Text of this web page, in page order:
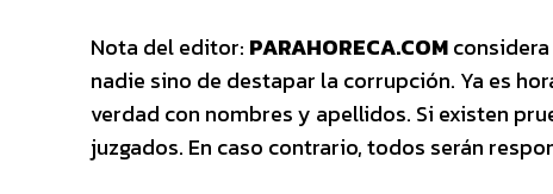
Nota del editor: PARAHORECA.COM
nadie sino de destapar la corrupción. Ya es
verdad con nombres y apellidos. Si existen
juzgados. En caso contrario, todos serán